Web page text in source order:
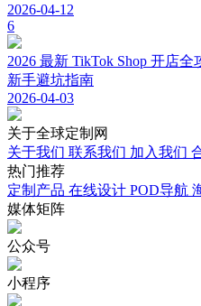
2026-04-12
6
2026 最新 TikTok Shop 开店
新手避坑指南
2026-04-03
关于全球定制网
关于我们 联系我们 加入我们
热门推荐
定制产品 在线设计 POD导航
媒体矩阵
公众号
小程序